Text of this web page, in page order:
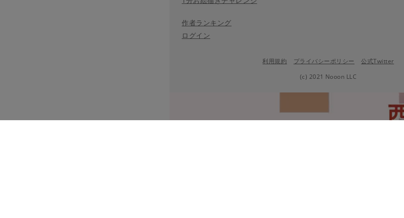
作者ランキング
ログイン
利用規約 プライバシーポリシー
公式Twitter
(c) 2021 Nooon LLC